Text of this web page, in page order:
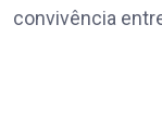
convivência